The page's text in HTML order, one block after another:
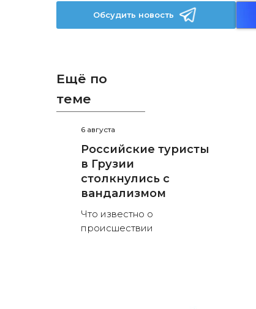
Обсудить новость
Ещё по
теме
6 августа
Российские туристы
в Грузии
столкнулись с
вандализмом
Что известно о
происшествии